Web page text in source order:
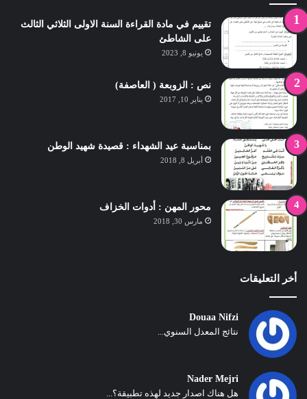
تقييم في مادة القراءة السنة الاولى الثلاثي الثالث
على الشاطئ
يونيو 8, 2023
نص : الزوبعة ( العاصفة)
يناير 10, 2017
بمناسبة عيد الشهداء : قصيدة شهيد الوطن
أبريل 8, 2018
محور المهن : أدوات الخزاف
مارس 30, 2018
أخر التعليقات
Douaa Nifzi
نتائج المعدل السنوي...
Nader Mejri
هل هناك اصدار جديد لهذه تطبيقة؟...